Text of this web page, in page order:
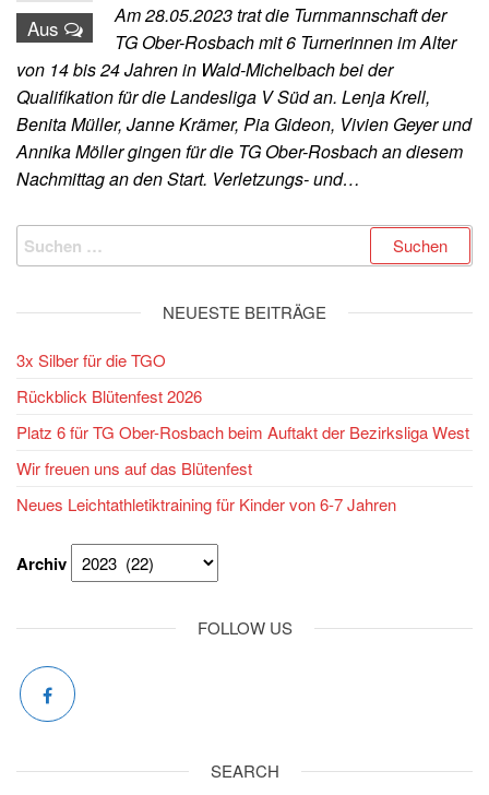
Aus
Am 28.05.2023 trat die Turnmannschaft der
TG Ober-Rosbach mit 6 Turnerinnen im Alter
von 14 bis 24 Jahren in Wald-Michelbach bei der
Qualifikation für die Landesliga V Süd an. Lenja Krell,
Benita Müller, Janne Krämer, Pia Gideon, Vivien Geyer und
Annika Möller gingen für die TG Ober-Rosbach an diesem
Nachmittag an den Start. Verletzungs- und…
Suchen
nach:
NEUESTE BEITRÄGE
3x Silber für die TGO
Rückblick Blütenfest 2026
Platz 6 für TG Ober-Rosbach beim Auftakt der Bezirksliga West
Wir freuen uns auf das Blütenfest
Neues Leichtathletiktraining für Kinder von 6-7 Jahren
Archiv
FOLLOW US
SEARCH